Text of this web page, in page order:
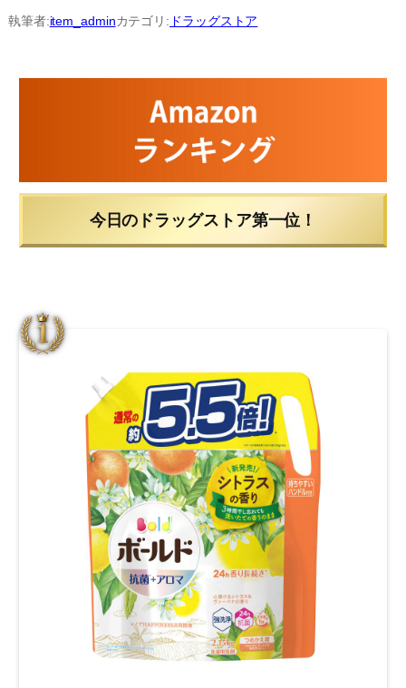
内
容
執筆者:item_adminカテゴリ: ドラッグストア
今日のドラッグストア第一位！